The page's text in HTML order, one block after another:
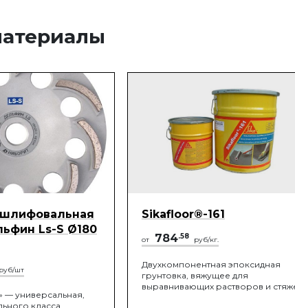
Ls-S Ø180
руб/шт
— универсальная,
класса,
Sikafloor®-161
от 784.58 руб/кг.
Двухкомпонентная эпоксидная
грунтовка, вяжущее для
выравнивающих растворов и